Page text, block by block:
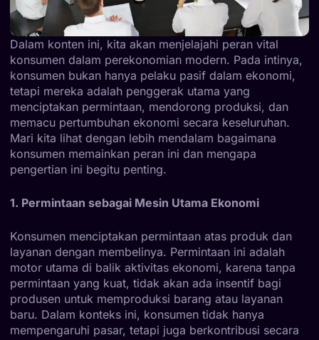
Dalam konten ini, kita akan menjelajahi peran vital
konsumen dalam perekonomian modern. Pada intinya,
konsumen bukan hanya pelaku pasif dalam ekonomi,
tetapi mereka adalah penggerak utama yang
menciptakan permintaan, mendorong produksi, dan
memacu pertumbuhan ekonomi secara keseluruhan.
Mari kita lihat dengan lebih mendalam bagaimana
konsumen memainkan peran ini dan mengapa
pengertian ini begitu penting.
1. Permintaan sebagai Mesin Utama Ekonomi
Konsumen menciptakan permintaan atas produk dan
layanan dengan membelinya. Permintaan ini adalah
motor utama di balik aktivitas ekonomi, karena tanpa
permintaan yang kuat, tidak akan ada insentif bagi
produsen untuk memproduksi barang atau layanan
baru. Dalam konteks ini, konsumen tidak hanya
mempengaruhi pasar, tetapi juga berkontribusi secara